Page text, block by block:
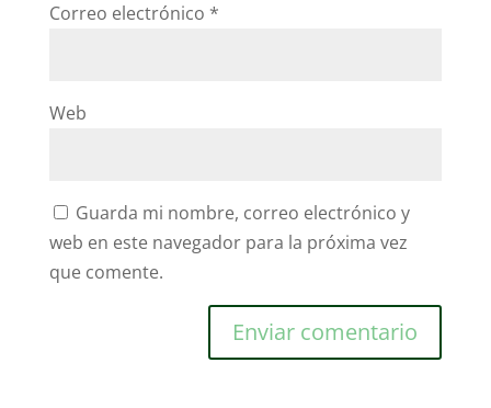
Correo electrónico *
Web
Guarda mi nombre, correo electrónico y
web en este navegador para la próxima vez
que comente.